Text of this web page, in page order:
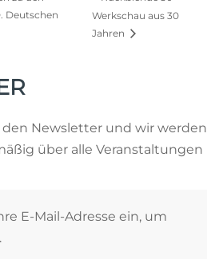
Deutschen
Werkschau aus 30
Jahren
Newsletter und wir werden
über alle Veranstaltungen
E-Mail-Adresse ein, um